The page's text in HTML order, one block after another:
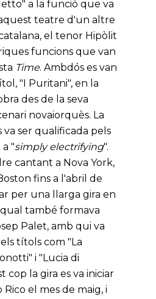
a la funció que va
teatre d'un altre
el tenor Hipòlit
funcions que van
Time. Ambdós es van
"I Puritani", en la
des de la seva
novaiorquès. La
ser qualificada pels
"simply electrifying".
cantant a Nova York,
fins a l'abril de
per una llarga gira en
també formava
Palet, amb qui va
títols com "La
i "Lucia di
cop la gira es va iniciar
el mes de maig, i